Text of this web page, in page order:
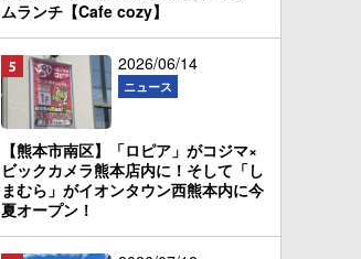
ムランチ【Cafe cozy】
2026/06/14
ニュース
【熊本市南区】「ロピア」がコジマ×
ビックカメラ熊本店内に！そして「し
まむら」がイオンタウン西熊本内に今
夏オープン！